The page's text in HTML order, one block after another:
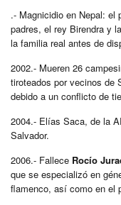
.- Magnicidio en Nepal: el
padres, el rey Birendra y
la familia real antes de
2002.- Mueren 26
tiroteados por vecinos de
debido a un conflicto de
2004.- Elías Saca, de la
Salvador.
2006.- Fallece Rocío
que se especializó en
flamenco, así como en el